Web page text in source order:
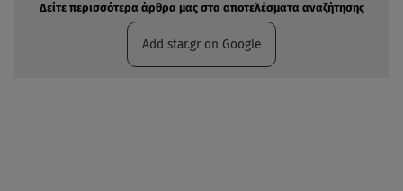
Δείτε περισσότερα άρθρα μας στα αποτελέσματα αναζήτησης
Add star.gr on Google